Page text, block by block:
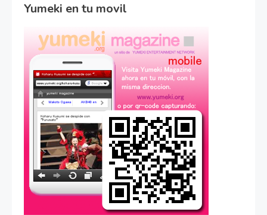
Yumeki en tu movil